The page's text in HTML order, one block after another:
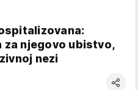
za njegovo ubistvo,
nezi